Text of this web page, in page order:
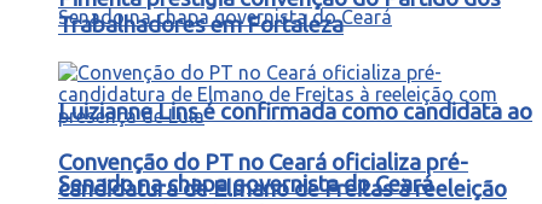
Luizianne Lins é confirmada como candidata ao
Senado na chapa governista do Ceará
Trabalhadores em Fortaleza
Convenção do PT no Ceará oficializa pré-
candidatura de Elmano de Freitas à reeleição